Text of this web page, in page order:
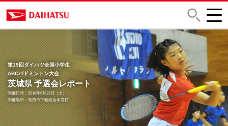
第19回ダイハツ全国小学生
ABCバドミントン大会
茨城県 予選会レポート
開催日時：2018年6月23日（土）
開催場所：筑西市下館総合体育館